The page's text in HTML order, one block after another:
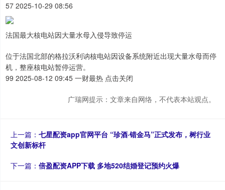
57 2025-10-29 08:56
法国最大核电站因大量水母入侵导致停运
位于法国北部的格拉沃利讷核电站因设备系统附近出现大量水母而停
机，整座核电站暂停运营。
99 2025-08-12 09:45 一财最热 点击关闭
广瑞网提示：文章来自网络，不代表本站观点。
上一篇： 七星配资app官网平台 “珍酒·错金马”正式发布，树行业
文创新标杆
下一篇： 倍盈配资APP下载 多地520结婚登记预约火爆